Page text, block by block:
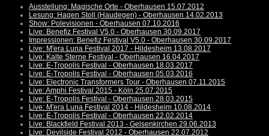
Ausstellung: Magische Orte - Oberhausen 15.07.2012
Lesung: Hagen Stoll (Haudegen) - Oberhausen 14.02.2013
Show: Polevisionen - Oberhausen 07.10.2016
Live: Benefiz Festival V5.0 - Oberhausen 30.09.2017
Impressionen: Benefiz Festival V5.0 - Oberhausen 30.09.2017
Live: M'era Luna Festival 2017 - Hildesheim 13.08.2017
Live: Kalte Sterne Festival - Oberhausen 16.04.2017
Live: E-Tropolis Festival - Oberhausen 18.03.2017
Live: E-Tropolis Festival - Oberhausen 05.03.2016
Live: Electronic Transformers Tour - Oberhausen 07.11.2015
Live: Amphi Festival 2015 - Köln 25.07.2015
Live: E-Tropolis Festival - Oberhausen 28.03.2015
Live: M'era Luna Festival 2014 - Hildesheim 10.08.2014
Live: E-Tropolis Festival - Oberhausen 22.02.2014
Live: Blackfield Festival 2013 - Gelsenkirchen 29.06.2013
Live: Devilside Festival 2012 - Oberhausen 22.07.2012